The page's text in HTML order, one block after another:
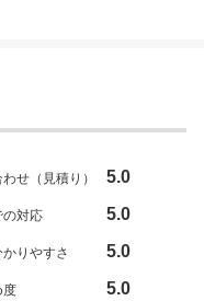
せ（見積り） 5.0
の対応 5.0
りやすさ 5.0
度 5.0